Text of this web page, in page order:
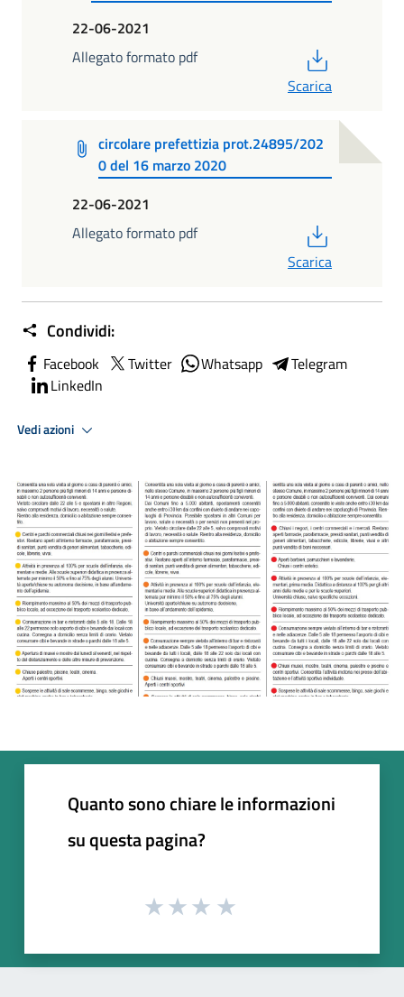
22-06-2021
Allegato formato pdf
Scarica
circolare prefettizia prot.24895/202
0 del 16 marzo 2020
22-06-2021
Allegato formato pdf
Scarica
Condividi:
Facebook Twitter Whatsapp
Telegram
LinkedIn
Vedi azioni
Quanto sono chiare le informazioni
su questa pagina?